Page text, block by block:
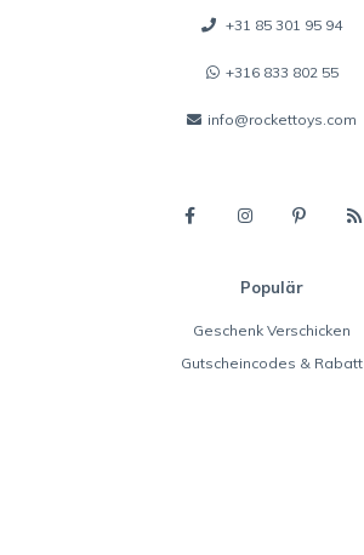
+31 85 301 95 94
+316 833 802 55
info@rockettoys.com
Populär
Geschenk Verschicken
Gutscheincodes & Rabatt